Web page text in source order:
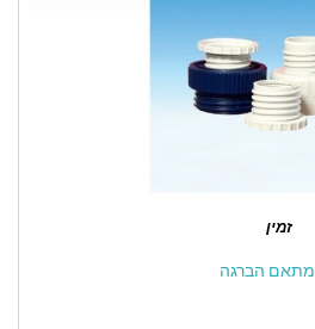
זמין
מתאם הברגה